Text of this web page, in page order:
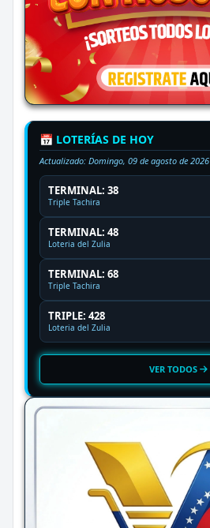
📅 LOTERÍAS DE HOY
Actualizado: Domingo, 09 de agosto de 2026
TERMINAL: 38
Triple Tachira
TERMINAL: 48
Loteria del Zulia
TERMINAL: 68
Triple Tachira
TRIPLE: 428
Loteria del Zulia
VER TODOS